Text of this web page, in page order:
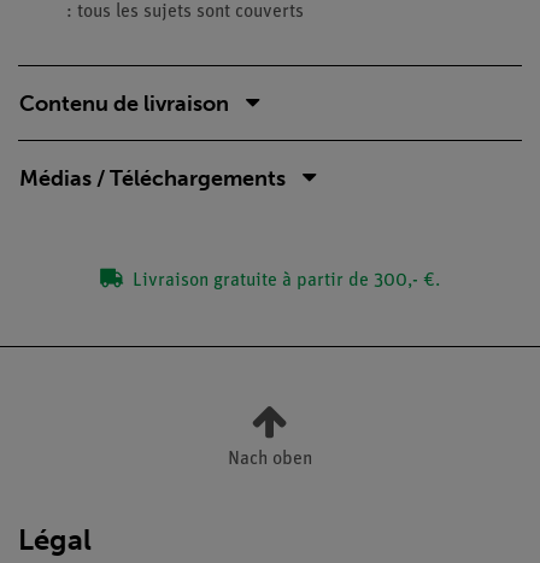
: tous les sujets sont couverts
Contenu de livraison
Médias / Téléchargements
Livraison gratuite à partir de 300,- €.
Nach oben
Légal